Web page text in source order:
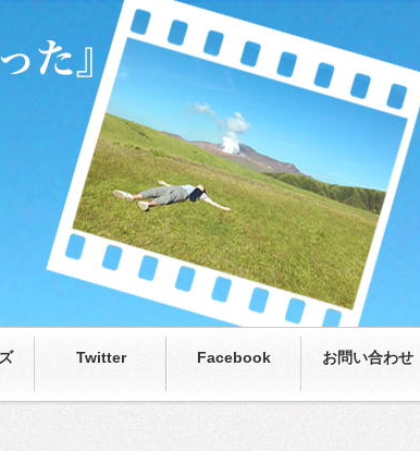
Twitter Facebook お問い合わせ
ビジネスで、4ヶ月後にまさかの月収100万超え。僕も呆然。家族も呆